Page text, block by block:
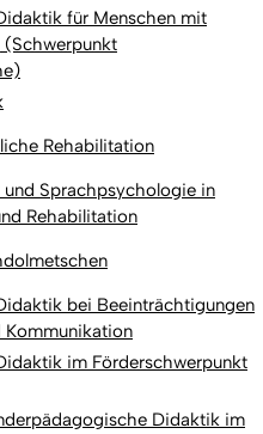
für Menschen mit
Rehabilitation
Sprachpsychologie in
Rehabilitation
bei Beeinträchtigungen
Kommunikation
im Förderschwerpunkt
Didaktik im